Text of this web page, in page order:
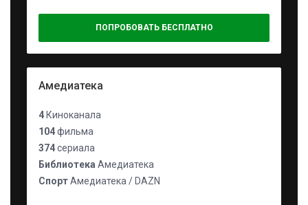
ПОПРОБОВАТЬ БЕСПЛАТНО
Амедиатека
4 Киноканала
104фильма
374сериала
Библиотека Амедиатека
СпортАмедиатека / DAZN